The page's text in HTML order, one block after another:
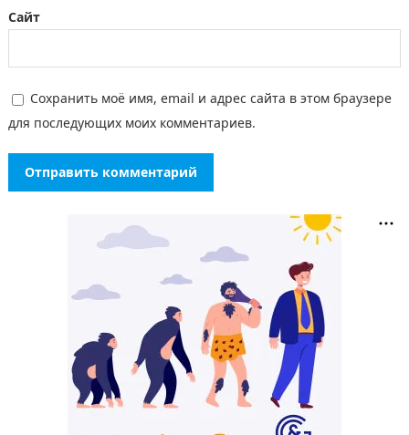
Сайт
Сохранить моё имя, email и адрес сайта в этом браузере
для последующих моих комментариев.